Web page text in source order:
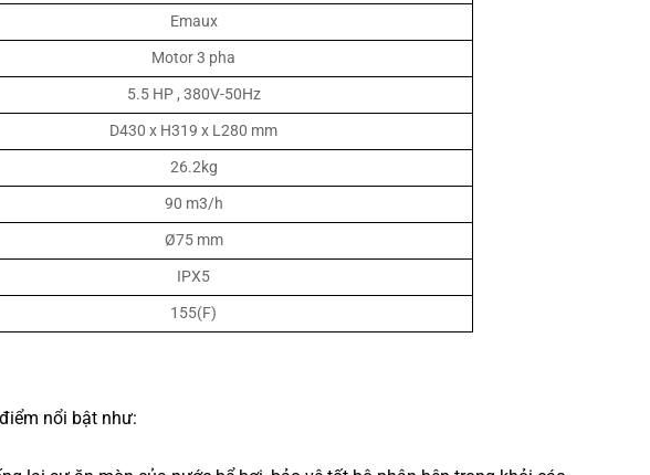
Emaux
Motor 3 pha
5.5 HP , 380V-50Hz
D430 x H319 x L280 mm
26.2kg
90 m3/h
Ø75 mm
IPX5
155(F)
nổi bật như: